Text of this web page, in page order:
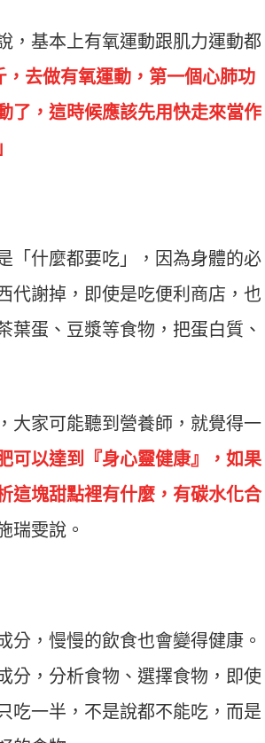
，基本上有氧運動跟肌力運動都
，去做有氧運動，第一個心肺功
了，這時候應該先用快走來當作
「什麼都要吃」，因為身體的必
代謝掉，即使是吃便利商店，也
葉蛋、豆漿等食物，把蛋白質、
大家可能聽到營養師，就覺得一
可以達到『身心靈健康』，如果
這塊甜點裡有什麼，有碳水化合
瑞雯說。
分，慢慢的飲食也會變得健康。
分，分析食物、選擇食物，即使
吃一半，不是說都不能吃，而是